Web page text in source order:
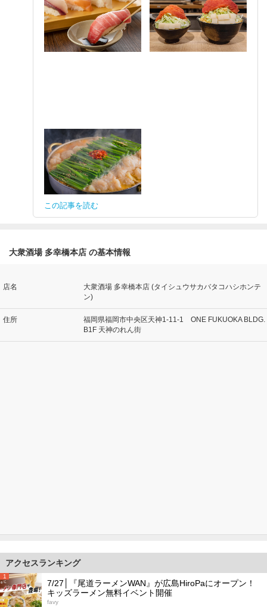
この記事を読む
大衆酒場 多幸橋本店 の基本情報
店名
大衆酒場 多幸橋本店 (タイシュウサカバタコハシホンテ
ン)
住所
福岡県福岡市中央区天神1-11-1 ONE FUKUOKA BLDG.
B1F 天神のれん街
アクセスランキング
1
7/27│『尾道ラーメンWAN』が広島HiroPaにオープン！
キッズラーメン無料イベント開催
favy